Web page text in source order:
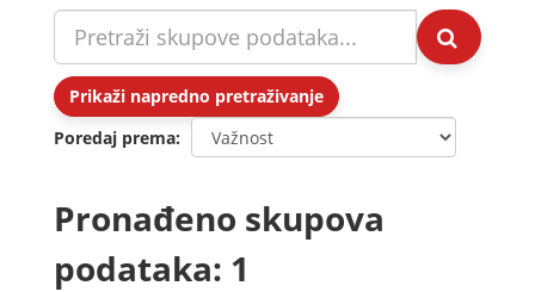
Prikaži napredno pretraživanje
Poredaj prema
Pronađeno skupova
podataka: 1